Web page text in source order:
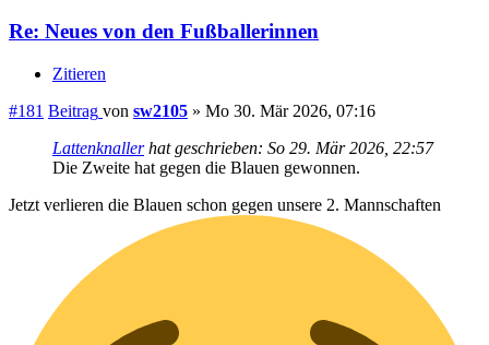
Re: Neues von den Fußballerinnen
Zitieren
#181 Beitrag von sw2105 » Mo 30. Mär 2026, 07:16
Lattenknallerhat geschrieben: So 29. Mär 2026, 22:57
Die Zweite hat gegen die Blauen gewonnen.
Jetzt verlieren die Blauen schon gegen unsere 2. Mannschaften